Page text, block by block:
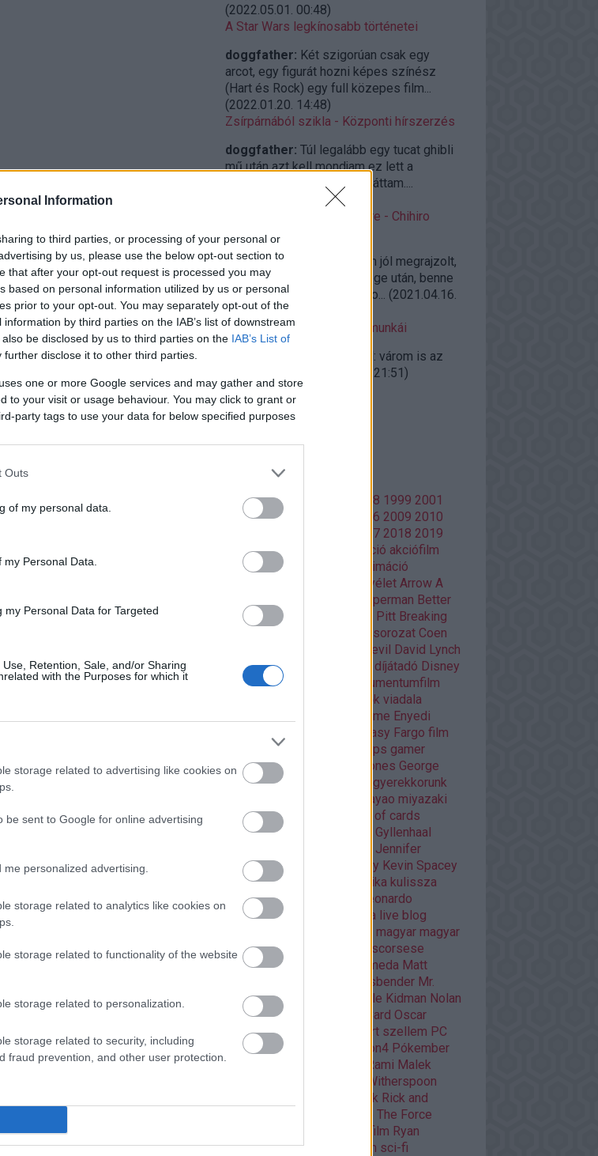
Information
to third parties, or processing of your personal or
by us, please use the below opt-out section to
that after your opt-out request is processed you may
based on personal information utilized by us or personal
prior to your opt-out. You may separately opt-out of the
by third parties on the IAB’s list of downstream
be disclosed by us to third parties on the IAB’s List of
further disclose it to other third parties.
one or more Google services and may gather and store
to your visit or usage behaviour. You may click to grant or
party tags to use your data for below specified purposes
Outs
of my personal data.
Personal Data.
Personal Data for Targeted
Retention, Sale, and/or Sharing
with the Purposes for which it
storage related to advertising like cookies on
be sent to Google for online advertising
personalized advertising.
storage related to analytics like cookies on
storage related to functionality of the website
storage related to personalization.
storage related to security, including
fraud prevention, and other user protection.
(2022.05.01. 00:48)
A Star Wars legkínosabb történetei
doggfather: Két szigorúan csak egy
arcot, egy figurát hozni képes színész
(Hart és Rock) egy full közepes film...
(2022.01.20. 14:48)
Zsírpárnából szikla - Központi hírszerzés
doggfather: Túl legalább egy tucat ghibli
mű után azt kell mondjam ez lett a
legelborultabb amit eddig láttam....
)
RetroAjánló vasárnap estére - Chihiro
szellemországban (2001)
doggfather:
Félelmetesen jól megrajzolt,
összerakott világ a világvége után, benne
igazi élő emberekkel, és so... (2021.04.16.
23:09)
Miyazaki kevésbé ismert munkái
@doomguard: várom is az
2020.10.27. 21:51)
A fiúk visszatérnek
Utolsó 20
Címkék
1986 1988 1998 1999 2001
2002 2003 2006 2009 2010
2017 2018 2019
2020 Adult Swim akció akciófilm
Amazon Prime
animáció
Aranyélet Arrow A
Batman V Superman Better
Call Saul
Bosszúállók Brad Pitt Breaking
cikksorozat Coen
Daredevil David Lynch
Deadpool díjátadó Disney
disztópia Doctor Who
dokumentumfilm
Éhezők viadala
Enders Game Enyedi
fantasy Fargo film
filmfesztivál fps gamer
gamer percek
Game of thrones George
Lucas Ghibli
gyerekkorunk
hayao miyazaki
HBO HBO GO
house of cards
Hunger games
Jake Gyllenhaal
Jennifer
Lawrence kaland képregény Kevin Spacey
klasszikus
kritika kulissza
kultfilm kultuszfilmekről
Leonardo
DiCaprio Liam Neeson lista live blog
magyar magyar
film Margot Robbie
martin scorsese
Marvel mass effect andromeda Matt
Michael Fassbender Mr.
Robot musical Nicole Kidman Nolan
Nolan filmek
Orson Scott Card Oscar
Oscarra várva
Páncélba zárt szellem PC
Pixar playstation playstation4 Pókember
politika
Rami Malek
Reese Witherspoon
retro filmek Rick and
Road to The Force
rövidfilm Ryan
Gosling Scarlett Johansson sci-fi